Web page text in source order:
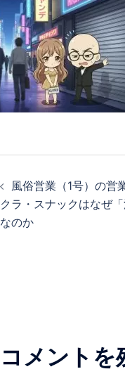
風俗営業（1号）の営
クラ・スナックはなぜ
なのか
コメントを